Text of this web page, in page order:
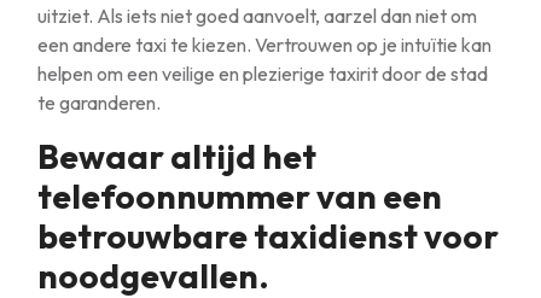
uitziet. Als iets niet goed aanvoelt, aarzel dan niet om
een andere taxi te kiezen. Vertrouwen op je intuïtie kan
helpen om een veilige en plezierige taxirit door de stad
te garanderen.
Bewaar altijd het
telefoonnummer van een
betrouwbare taxidienst voor
noodgevallen.